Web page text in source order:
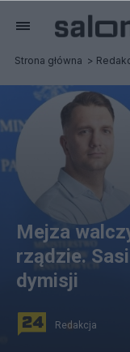
Strona główna
Mejza
rządzie.
dymisji
Redakcja